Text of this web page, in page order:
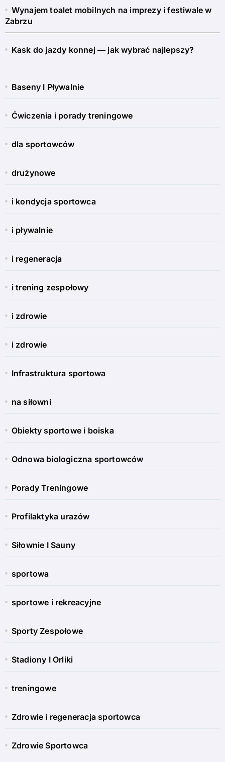
Wynajem toalet mobilnych na imprezy i festiwale w
Zabrzu
Kask do jazdy konnej — jak wybrać najlepszy?
Baseny I Pływalnie
Ćwiczenia i porady treningowe
dla sportowców
drużynowe
i kondycja sportowca
i pływalnie
i regeneracja
i trening zespołowy
i zdrowie
i zdrowie
Infrastruktura sportowa
na siłowni
Obiekty sportowe i boiska
Odnowa biologiczna sportowców
Porady Treningowe
Profilaktyka urazów
Siłownie I Sauny
sportowa
sportowe i rekreacyjne
Sporty Zespołowe
Stadiony I Orliki
treningowe
Zdrowie i regeneracja sportowca
Zdrowie Sportowca